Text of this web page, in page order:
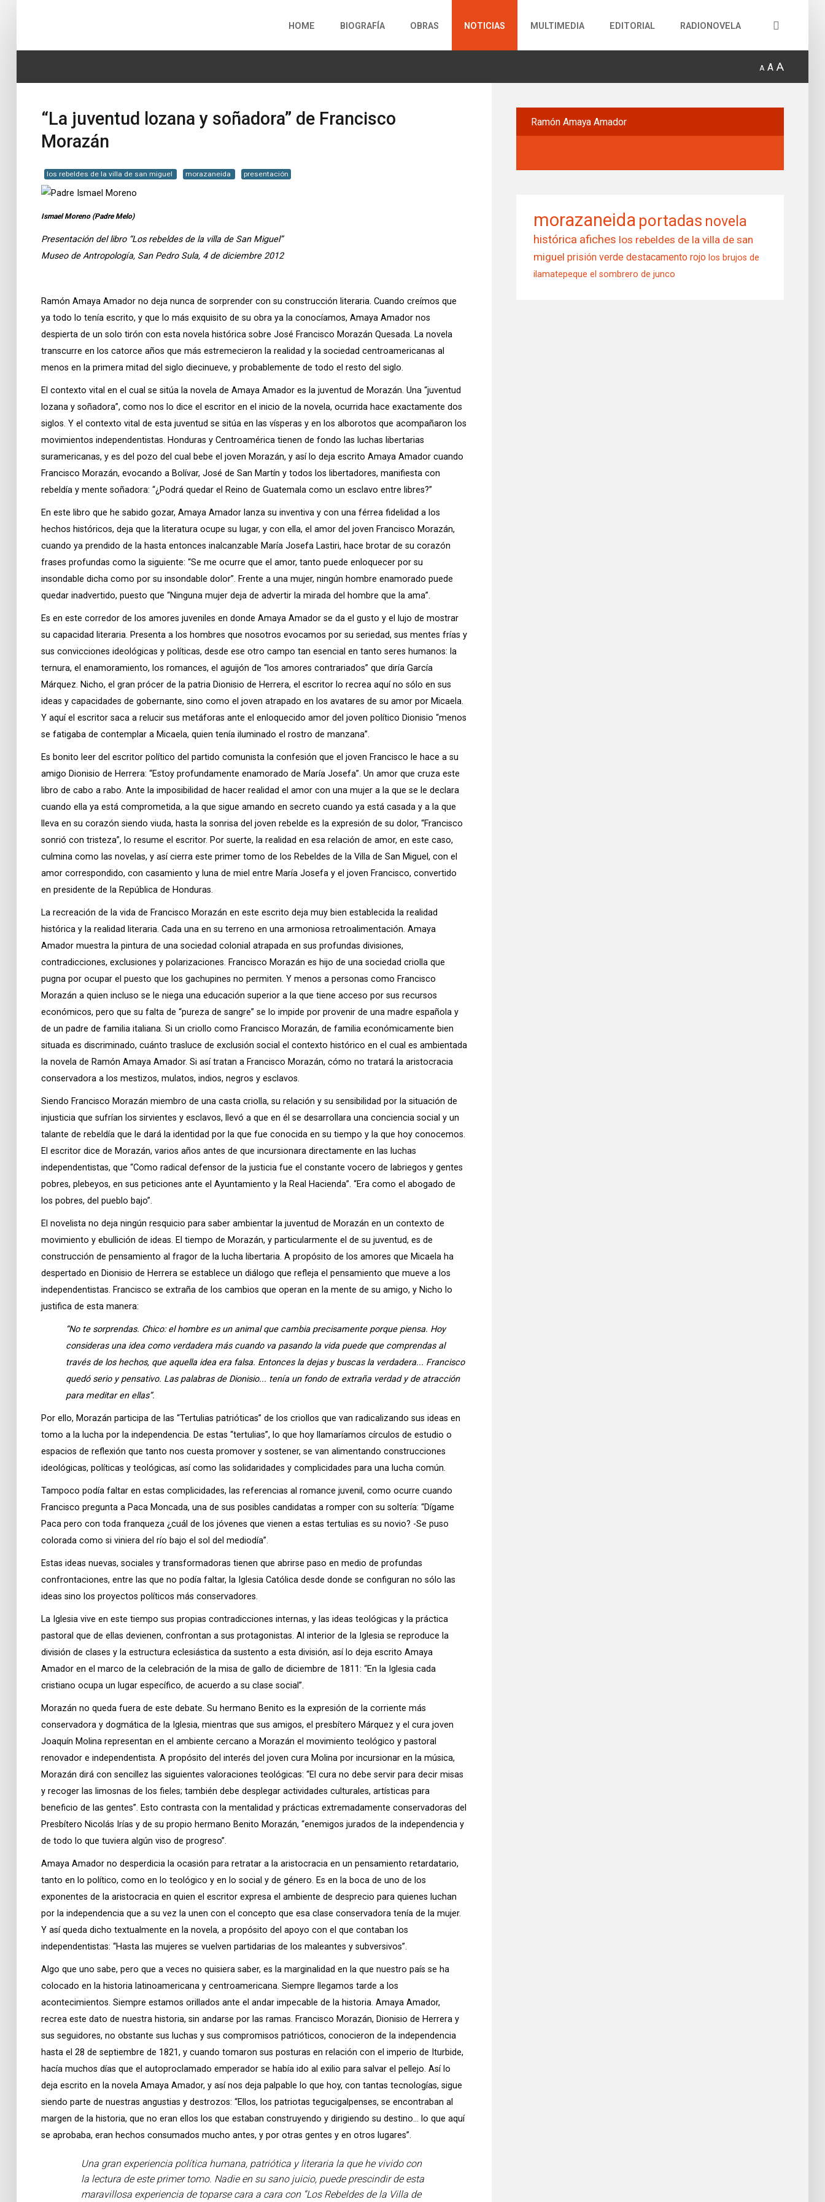
Noticias
Multimedia
Editorial
Radionovela
HOME BIOGRAFÍA OBRAS NOTICIAS MULTIMEDIA EDITORIAL RADIONOVELA
A A A
“La juventud lozana y soñadora” de Francisco
Morazán
los rebeldes de la villa de san miguel morazaneida presentación
Ismael Moreno (Padre Melo)
Presentación del libro “Los rebeldes de la villa de San Miguel”
Museo de Antropología, San Pedro Sula, 4 de diciembre 2012
Ramón Amaya Amador no deja nunca de sorprender con su construcción literaria. Cuando creímos que
ya todo lo tenía escrito, y que lo más exquisito de su obra ya la conocíamos, Amaya Amador nos
despierta de un solo tirón con esta novela histórica sobre José Francisco Morazán Quesada. La novela
transcurre en los catorce años que más estremecieron la realidad y la sociedad centroamericanas al
menos en la primera mitad del siglo diecinueve, y probablemente de todo el resto del siglo.
El contexto vital en el cual se sitúa la novela de Amaya Amador es la juventud de Morazán. Una “juventud
lozana y soñadora”, como nos lo dice el escritor en el inicio de la novela, ocurrida hace exactamente dos
siglos. Y el contexto vital de esta juventud se sitúa en las vísperas y en los alborotos que acompañaron los
movimientos independentistas. Honduras y Centroamérica tienen de fondo las luchas libertarias
suramericanas, y es del pozo del cual bebe el joven Morazán, y así lo deja escrito Amaya Amador cuando
Francisco Morazán, evocando a Bolívar, José de San Martín y todos los libertadores, manifiesta con
rebeldía y mente soñadora: “¿Podrá quedar el Reino de Guatemala como un esclavo entre libres?”
En este libro que he sabido gozar, Amaya Amador lanza su inventiva y con una férrea fidelidad a los
hechos históricos, deja que la literatura ocupe su lugar, y con ella, el amor del joven Francisco Morazán,
cuando ya prendido de la hasta entonces inalcanzable María Josefa Lastiri, hace brotar de su corazón
frases profundas como la siguiente: “Se me ocurre que el amor, tanto puede enloquecer por su
insondable dicha como por su insondable dolor”. Frente a una mujer, ningún hombre enamorado puede
quedar inadvertido, puesto que “Ninguna mujer deja de advertir la mirada del hombre que la ama”.
Es en este corredor de los amores juveniles en donde Amaya Amador se da el gusto y el lujo de mostrar
su capacidad literaria. Presenta a los hombres que nosotros evocamos por su seriedad, sus mentes frías y
sus convicciones ideológicas y políticas, desde ese otro campo tan esencial en tanto seres humanos: la
ternura, el enamoramiento, los romances, el aguijón de “los amores contrariados” que diría García
Márquez. Nicho, el gran prócer de la patria Dionisio de Herrera, el escritor lo recrea aquí no sólo en sus
ideas y capacidades de gobernante, sino como el joven atrapado en los avatares de su amor por Micaela.
Y aquí el escritor saca a relucir sus metáforas ante el enloquecido amor del joven político Dionisio “menos
se fatigaba de contemplar a Micaela, quien tenía iluminado el rostro de manzana”.
Es bonito leer del escritor político del partido comunista la confesión que el joven Francisco le hace a su
amigo Dionisio de Herrera: “Estoy profundamente enamorado de María Josefa”. Un amor que cruza este
libro de cabo a rabo. Ante la imposibilidad de hacer realidad el amor con una mujer a la que se le declara
cuando ella ya está comprometida, a la que sigue amando en secreto cuando ya está casada y a la que
lleva en su corazón siendo viuda, hasta la sonrisa del joven rebelde es la expresión de su dolor, “Francisco
sonrió con tristeza”, lo resume el escritor. Por suerte, la realidad en esa relación de amor, en este caso,
culmina como las novelas, y así cierra este primer tomo de los Rebeldes de la Villa de San Miguel, con el
amor correspondido, con casamiento y luna de miel entre María Josefa y el joven Francisco, convertido
en presidente de la República de Honduras.
La recreación de la vida de Francisco Morazán en este escrito deja muy bien establecida la realidad
histórica y la realidad literaria. Cada una en su terreno en una armoniosa retroalimentación. Amaya
Amador muestra la pintura de una sociedad colonial atrapada en sus profundas divisiones,
contradicciones, exclusiones y polarizaciones. Francisco Morazán es hijo de una sociedad criolla que
pugna por ocupar el puesto que los gachupines no permiten. Y menos a personas como Francisco
Morazán a quien incluso se le niega una educación superior a la que tiene acceso por sus recursos
económicos, pero que su falta de “pureza de sangre” se lo impide por provenir de una madre española y
de un padre de familia italiana. Si un criollo como Francisco Morazán, de familia económicamente bien
situada es discriminado, cuánto trasluce de exclusión social el contexto histórico en el cual es ambientada
la novela de Ramón Amaya Amador. Si así tratan a Francisco Morazán, cómo no tratará la aristocracia
conservadora a los mestizos, mulatos, indios, negros y esclavos.
Siendo Francisco Morazán miembro de una casta criolla, su relación y su sensibilidad por la situación de
injusticia que sufrían los sirvientes y esclavos, llevó a que en él se desarrollara una conciencia social y un
talante de rebeldía que le dará la identidad por la que fue conocida en su tiempo y la que hoy conocemos.
El escritor dice de Morazán, varios años antes de que incursionara directamente en las luchas
independentistas, que “Como radical defensor de la justicia fue el constante vocero de labriegos y gentes
pobres, plebeyos, en sus peticiones ante el Ayuntamiento y la Real Hacienda”. “Era como el abogado de
los pobres, del pueblo bajo”.
El novelista no deja ningún resquicio para saber ambientar la juventud de Morazán en un contexto de
movimiento y ebullición de ideas. El tiempo de Morazán, y particularmente el de su juventud, es de
construcción de pensamiento al fragor de la lucha libertaria. A propósito de los amores que Micaela ha
despertado en Dionisio de Herrera se establece un diálogo que refleja el pensamiento que mueve a los
independentistas. Francisco se extraña de los cambios que operan en la mente de su amigo, y Nicho lo
justifica de esta manera:
“No te sorprendas. Chico: el hombre es un animal que cambia precisamente porque piensa. Hoy
consideras una idea como verdadera más cuando va pasando la vida puede que comprendas al
través de los hechos, que aquella idea era falsa. Entonces la dejas y buscas la verdadera... Francisco
quedó serio y pensativo. Las palabras de Dionisio... tenía un fondo de extraña verdad y de atracción
para meditar en ellas”.
Por ello, Morazán participa de las “Tertulias patrióticas” de los criollos que van radicalizando sus ideas en
tomo a la lucha por la independencia. De estas “tertulias”, lo que hoy llamaríamos círculos de estudio o
espacios de reflexión que tanto nos cuesta promover y sostener, se van alimentando construcciones
ideológicas, políticas y teológicas, así como las solidaridades y complicidades para una lucha común.
Tampoco podía faltar en estas complicidades, las referencias al romance juvenil, como ocurre cuando
Francisco pregunta a Paca Moncada, una de sus posibles candidatas a romper con su soltería: “Dígame
Paca pero con toda franqueza ¿cuál de los jóvenes que vienen a estas tertulias es su novio? -Se puso
colorada como si viniera del río bajo el sol del mediodía”.
Estas ideas nuevas, sociales y transformadoras tienen que abrirse paso en medio de profundas
confrontaciones, entre las que no podía faltar, la Iglesia Católica desde donde se configuran no sólo las
ideas sino los proyectos políticos más conservadores.
La Iglesia vive en este tiempo sus propias contradicciones internas, y las ideas teológicas y la práctica
pastoral que de ellas devienen, confrontan a sus protagonistas. Al interior de la Iglesia se reproduce la
división de clases y la estructura eclesiástica da sustento a esta división, así lo deja escrito Amaya
Amador en el marco de la celebración de la misa de gallo de diciembre de 1811: “En la Iglesia cada
cristiano ocupa un lugar específico, de acuerdo a su clase social”.
Morazán no queda fuera de este debate. Su hermano Benito es la expresión de la corriente más
conservadora y dogmática de la Iglesia, mientras que sus amigos, el presbítero Márquez y el cura joven
Joaquín Molina representan en el ambiente cercano a Morazán el movimiento teológico y pastoral
renovador e independentista. A propósito del interés del joven cura Molina por incursionar en la música,
Morazán dirá con sencillez las siguientes valoraciones teológicas: “El cura no debe servir para decir misas
y recoger las limosnas de los fieles; también debe desplegar actividades culturales, artísticas para
beneficio de las gentes”. Esto contrasta con la mentalidad y prácticas extremadamente conservadoras del
Presbítero Nicolás Irías y de su propio hermano Benito Morazán, “enemigos jurados de la independencia y
de todo lo que tuviera algún viso de progreso”.
Amaya Amador no desperdicia la ocasión para retratar a la aristocracia en un pensamiento retardatario,
tanto en lo político, como en lo teológico y en lo social y de género. Es en la boca de uno de los
exponentes de la aristocracia en quien el escritor expresa el ambiente de desprecio para quienes luchan
por la independencia que a su vez la unen con el concepto que esa clase conservadora tenía de la mujer.
Y así queda dicho textualmente en la novela, a propósito del apoyo con el que contaban los
independentistas: “Hasta las mujeres se vuelven partidarias de los maleantes y subversivos”.
Algo que uno sabe, pero que a veces no quisiera saber, es la marginalidad en la que nuestro país se ha
colocado en la historia latinoamericana y centroamericana. Siempre llegamos tarde a los
acontecimientos. Siempre estamos orillados ante el andar impecable de la historia. Amaya Amador,
recrea este dato de nuestra historia, sin andarse por las ramas. Francisco Morazán, Dionisio de Herrera y
sus seguidores, no obstante sus luchas y sus compromisos patrióticos, conocieron de la independencia
hasta el 28 de septiembre de 1821, y cuando tomaron sus posturas en relación con el imperio de Iturbide,
hacía muchos días que el autoproclamado emperador se había ido al exilio para salvar el pellejo. Así lo
deja escrito en la novela Amaya Amador, y así nos deja palpable lo que hoy, con tantas tecnologías, sigue
siendo parte de nuestras angustias y destrozos: “Ellos, los patriotas tegucigalpenses, se encontraban al
margen de la historia, que no eran ellos los que estaban construyendo y dirigiendo su destino... lo que aquí
se aprobaba, eran hechos consumados mucho antes, y por otras gentes y en otros lugares”.
Una gran experiencia política humana, patriótica y literaria la que he vivido con
la lectura de este primer tomo. Nadie en su sano juicio, puede prescindir de esta
maravillosa experiencia de toparse cara a cara con “Los Rebeldes de la Villa de
RamónAmaya Amador
morazaneida portadas novela
histórica afiches los rebeldes de la villa de san
miguel prisión verde destacamento rojo los brujos de
ilamatepeque el sombrero de junco